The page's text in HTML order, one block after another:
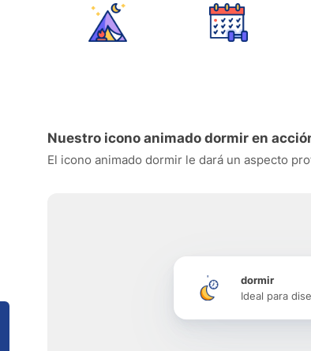
Nuestro icono animado dormir en
El icono animado dormir le dará un aspecto
dormir
Ideal para